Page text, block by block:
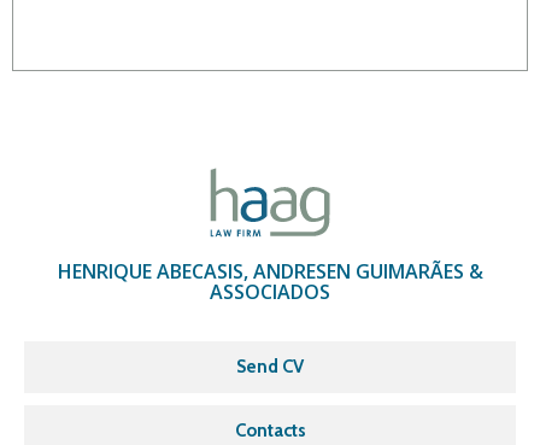
HENRIQUE ABECASIS, ANDRESEN GUIMARÃES &
ASSOCIADOS
Send CV
Contacts